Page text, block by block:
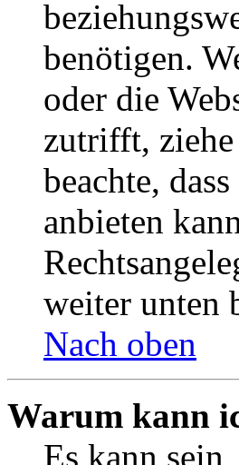
benötigen.
oder die
zutrifft,
beachte,
anbieten
weiter unten
Nach oben
Warum kann
Es kann